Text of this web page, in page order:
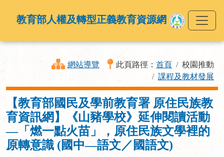
教育部人權及轉型正義教育資源網
網站導覽 此頁路徑： 首頁
校園推動
課程及教材發展
【教育部國民及學前教育署 原住民族教
育資訊網】《山豬學校》延伸閱讀活動
—「燃一點火苗」，原住民族文學裡的
原轉意識 (國中—語文／國語文)